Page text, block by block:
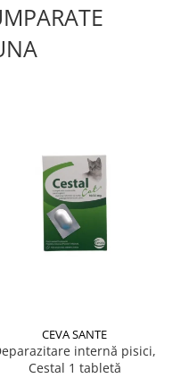
CEVA SANTE
internă pisici,
Cestal 1 tabletă